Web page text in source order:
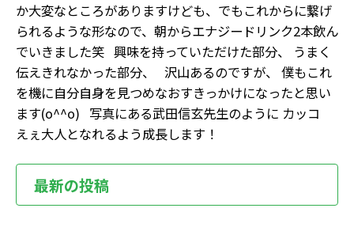
か大変なところがありますけども、でもこれからに繋げ
られるような形なので、朝からエナジードリンク2本飲ん
でいきました笑 興味を持っていただけた部分、 うまく
伝えきれなかった部分、 沢山あるのですが、 僕もこれ
を機に自分自身を見つめなおすきっかけになったと思い
ます(o^^o) 写真にある武田信玄先生のように カッコ
えぇ大人となれるよう成長します！
最新の投稿